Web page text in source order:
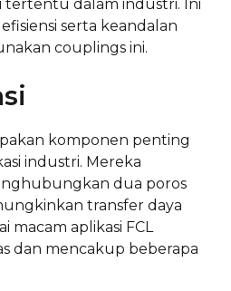
tertentu dalam industri. Ini
serta keandalan
couplings ini.
komponen penting
industri. Mereka
dua poros
transfer daya
macam aplikasi FCL
dan mencakup beberapa